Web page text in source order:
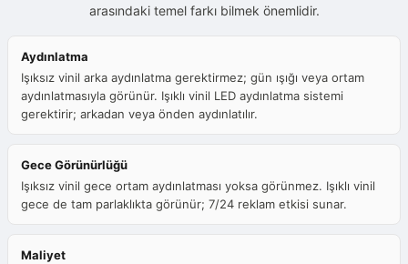
arasındaki temel farkı bilmek önemlidir.
Aydınlatma
Işıksız vinil arka aydınlatma gerektirmez; gün ışığı veya ortam
aydınlatmasıyla görünür. Işıklı vinil LED aydınlatma sistemi
gerektirir; arkadan veya önden aydınlatılır.
Gece Görünürlüğü
Işıksız vinil gece ortam aydınlatması yoksa görünmez. Işıklı vinil
gece de tam parlaklıkta görünür; 7/24 reklam etkisi sunar.
Maliyet